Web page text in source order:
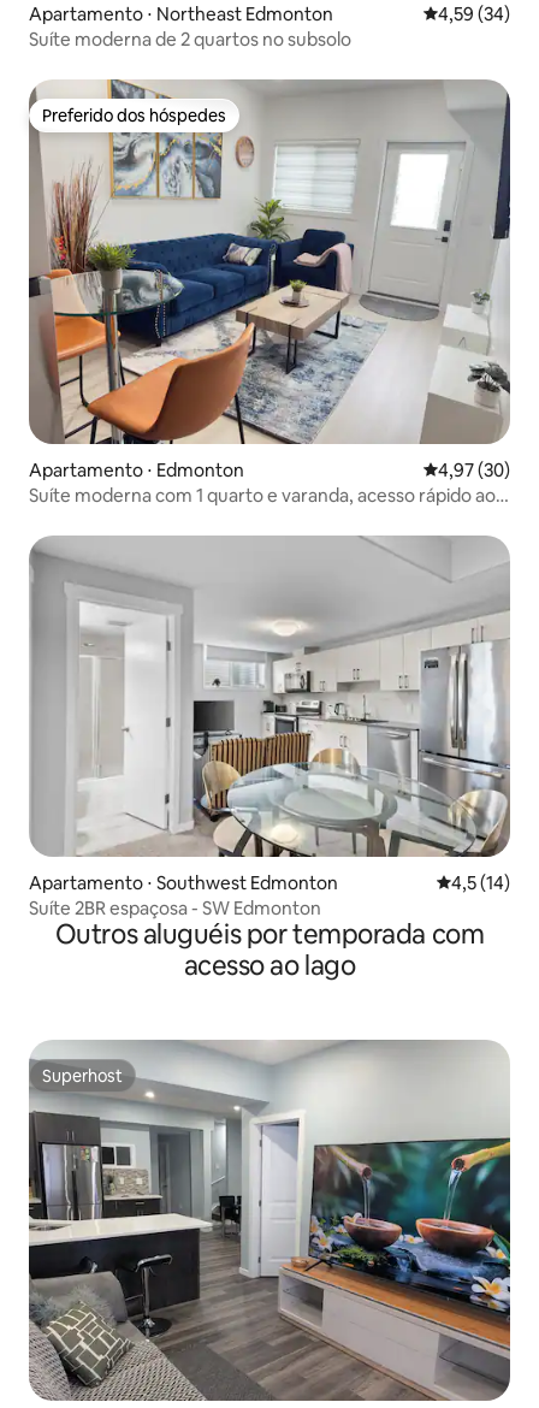
Apartamento ⋅ Northeast Edmonton 4,59 de uma
4,59 (34)
Suíte moderna de 2 quartos no subsolo
Preferido dos hóspedes
Preferido dos hóspedes
Apartamento ⋅ Edmonton 4,97 de uma
4,97 (30)
Suíte moderna com 1 quarto e varanda, acesso rápido ao
Apartamento ⋅ Southwest Edmonton 4,5 de uma
4,5 (14)
Suíte 2BR espaçosa - SW Edmonton
Outros aluguéis por temporada com
acesso ao lago
Superhost
Superhost